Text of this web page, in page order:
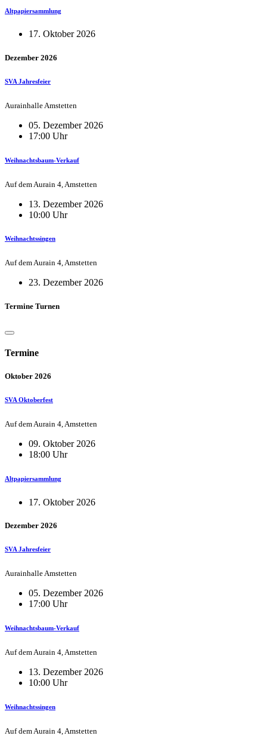
Altpapiersammlung
17. Oktober 2026
Dezember 2026
SVA Jahresfeier
Aurainhalle Amstetten
05. Dezember 2026
17:00 Uhr
Weihnachtsbaum-Verkauf
Auf dem Aurain 4, Amstetten
13. Dezember 2026
10:00 Uhr
Weihnachtssingen
Auf dem Aurain 4, Amstetten
23. Dezember 2026
Termine Turnen
Termine
Oktober 2026
SVA Oktoberfest
Auf dem Aurain 4, Amstetten
09. Oktober 2026
18:00 Uhr
Altpapiersammlung
17. Oktober 2026
Dezember 2026
SVA Jahresfeier
Aurainhalle Amstetten
05. Dezember 2026
17:00 Uhr
Weihnachtsbaum-Verkauf
Auf dem Aurain 4, Amstetten
13. Dezember 2026
10:00 Uhr
Weihnachtssingen
Auf dem Aurain 4, Amstetten